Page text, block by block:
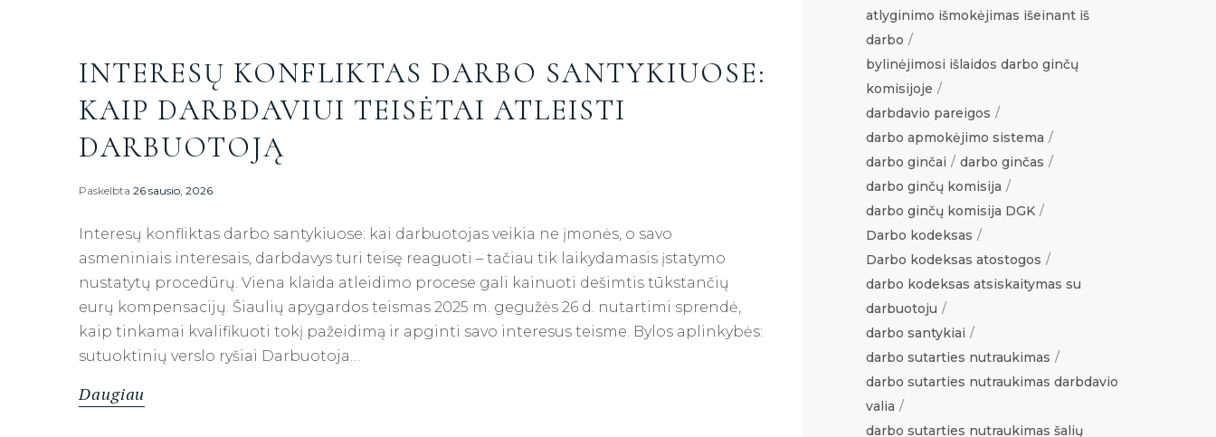
INTERESŲ KONFLIKTAS DARBO SANTYKIUOSE:
KAIP DARBDAVIUI TEISĖTAI ATLEISTI
DARBUOTOJĄ
Paskelbta 26 sausio, 2026
Interesų konfliktas darbo santykiuose: kai darbuotojas veikia ne įmonės, o savo
asmeniniais interesais, darbdavys turi teisę reaguoti – tačiau tik laikydamasis įstatymo
nustatytų procedūrų. Viena klaida atleidimo procese gali kainuoti dešimtis tūkstančių
eurų kompensacijų. Šiaulių apygardos teismas 2025 m. gegužės 26 d. nutartimi sprendė,
kaip tinkamai kvalifikuoti tokį pažeidimą ir apginti savo interesus teisme. Bylos aplinkybės:
sutuoktinių verslo ryšiai Darbuotoja…
Daugiau
atlyginimo išmokėjimas išeinant iš
darbo
bylinėjimosi išlaidos darbo ginčų
komisijoje
darbdavio pareigos
darbo apmokėjimo sistema
darbo ginčai
darbo ginčas
darbo ginčų komisija
darbo ginčų komisija DGK
Darbo kodeksas
Darbo kodeksas atostogos
darbo kodeksas atsiskaitymas su
darbuotoju
darbo santykiai
darbo sutarties nutraukimas
darbo sutarties nutraukimas darbdavio
valia
darbo sutarties nutraukimas šalių